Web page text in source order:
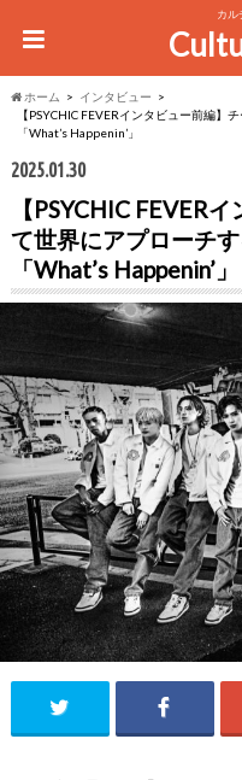
カル
ホーム
インタビュー
【PSYCHIC FEVERインタビュー前編
「What’s Happenin’」
2025.01.30
【PSYCHIC FEVER
て世界にアプローチ
「What’s Happenin’」